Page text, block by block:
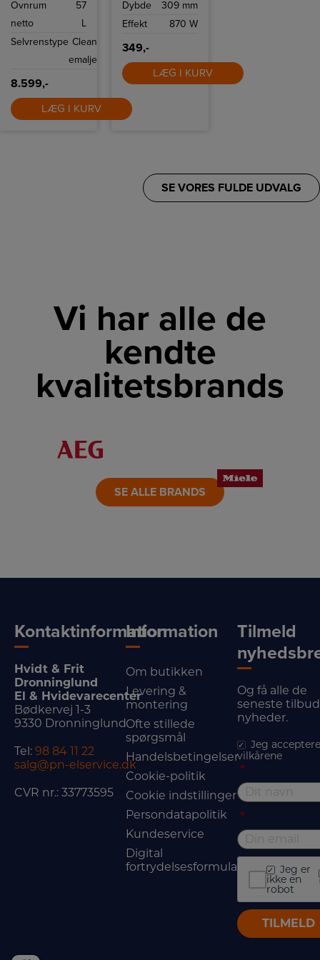
forbrændinger,
sikkert at bruge,
små børn i
Ovnrum
netto
57
L
Selvrenstype Clean
emalje
8.599,-
LÆG I KURV
funktioner til
genopvarmning
Dybde
309 mm
Effekt
870 W
349,-
LÆG I KURV
SE VORES FULDE UDVALG
Vi har alle de
kendte
kvalitetsbrands
LINK
SE ALLE BRANDS
Kontaktinformation
Hvidt & Frit
Dronninglund
El & Hvidevarecenter
Bødkervej 1-3
9330 Dronninglund
Tel: 98 84 11 22
salg@pn-elservice.dk
CVR nr.: 33773595
Information
Om butikken
Levering &
montering
Ofte stillede
spørgsmål
Handelsbetingelser
Cookie-politik
Cookie indstillinger
Persondatapolitik
Kundeservice
Digital
fortrydelsesformular
Tilmeld
Og få alle de
seneste
nyheder.
Jeg
vilkårene
*
*
Jeg er
ikke en
robot